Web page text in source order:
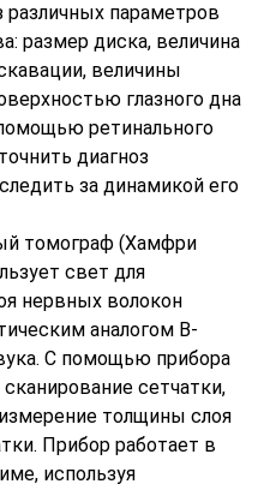
различных параметров
размер диска, величина
величины
глазного дна
ретинального
диагноз
за динамикой его
томограф (Хамфри
свет для
нервных волокон
аналогом В-
С помощью прибора
сетчатки,
толщины слоя
Прибор работает в
используя